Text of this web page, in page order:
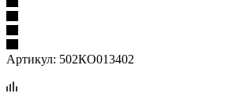
Артикул: 502КО013402